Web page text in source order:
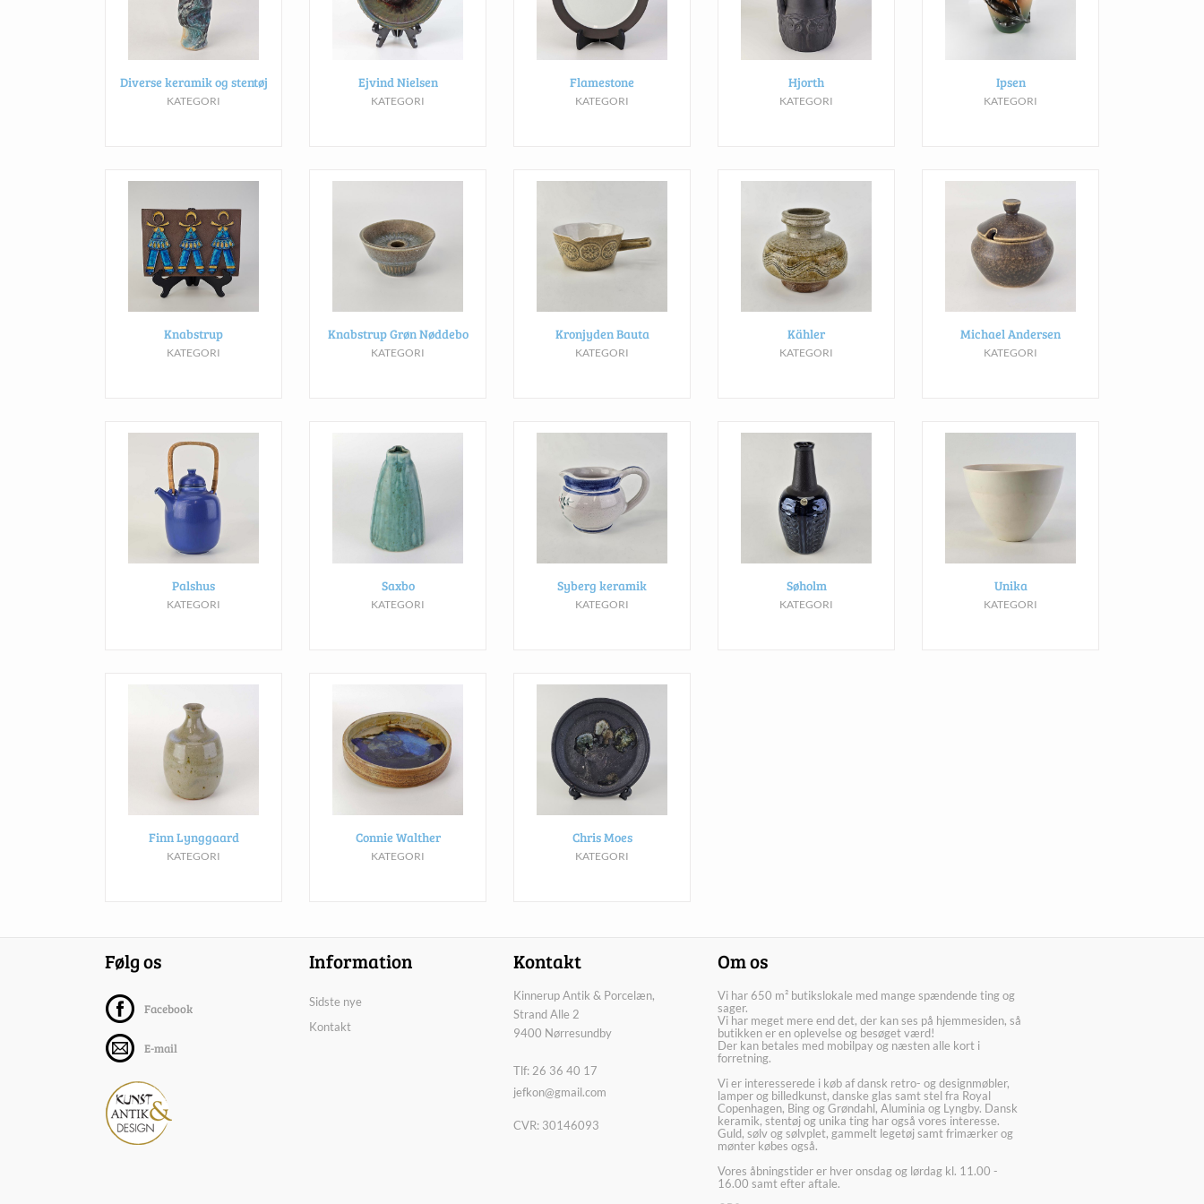
Diverse keramik og stentøj
KATEGORI
Ejvind Nielsen
KATEGORI
Flamestone
KATEGORI
Hjorth
KATEGORI
Ipsen
KATEGORI
Knabstrup
KATEGORI
Knabstrup Grøn Nøddebo
KATEGORI
Kronjyden Bauta
KATEGORI
Kähler
KATEGORI
Michael Andersen
KATEGORI
Palshus
KATEGORI
Saxbo
KATEGORI
Syberg keramik
KATEGORI
Søholm
KATEGORI
Unika
KATEGORI
Finn Lynggaard
KATEGORI
Connie Walther
KATEGORI
Chris Moes
KATEGORI
Følg os
Facebook
E-mail
Information
Sidste nye
Kontakt
Kontakt
Kinnerup Antik & Porcelæn,
Strand Alle 2
9400 Nørresundby
Tlf: 26 36 40 17
jefkon@gmail.com
CVR: 30146093
Om os
Vi har 650 m² butikslokale med mange spændende ting og
sager.
Vi har meget mere end det, der kan ses på hjemmesiden, så
butikken er en oplevelse og besøget værd!
Der kan betales med mobilpay og næsten alle kort i
forretning.
Vi er interesserede i køb af dansk retro- og designmøbler,
lamper og billedkunst, danske glas samt stel fra Royal
Copenhagen, Bing og Grøndahl, Aluminia og Lyngby. Dansk
keramik, stentøj og unika ting har også vores interesse.
Guld, sølv og sølvplet, gammelt legetøj samt frimærker og
mønter købes også.
Vores åbningstider er hver onsdag og lørdag kl. 11.00 -
16.00 samt efter aftale.